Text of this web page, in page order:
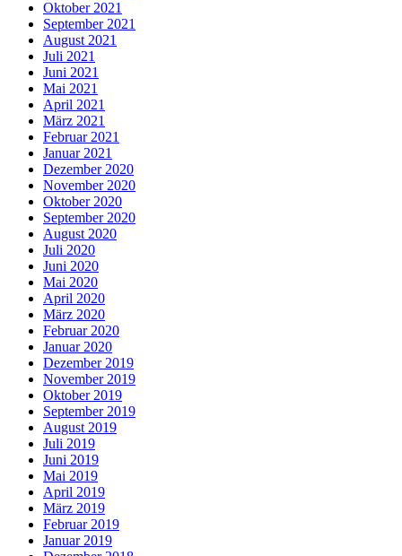
Oktober 2021
September 2021
August 2021
Juli 2021
Juni 2021
Mai 2021
April 2021
März 2021
Februar 2021
Januar 2021
Dezember 2020
November 2020
Oktober 2020
September 2020
August 2020
Juli 2020
Juni 2020
Mai 2020
April 2020
März 2020
Februar 2020
Januar 2020
Dezember 2019
November 2019
Oktober 2019
September 2019
August 2019
Juli 2019
Juni 2019
Mai 2019
April 2019
März 2019
Februar 2019
Januar 2019